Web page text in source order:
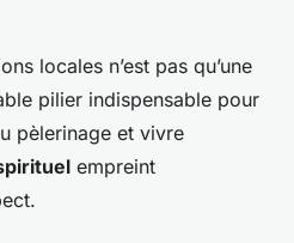
locales n’est pas qu’une
pilier indispensable pour
pèlerinage et vivre
empreint